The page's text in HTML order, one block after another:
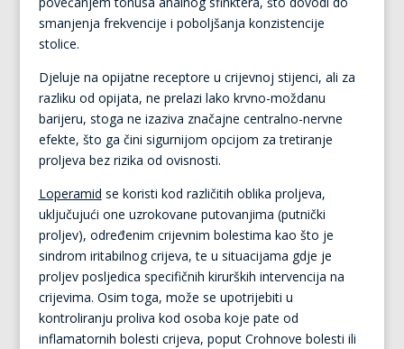
smanjenja frekvencije i poboljšanja konzistencije
stolice.
Djeluje na opijatne receptore u crijevnoj stijenci, ali za
razliku od opijata, ne prelazi lako krvno-moždanu
barijeru, stoga ne izaziva značajne centralno-nervne
efekte, što ga čini sigurnijom opcijom za tretiranje
proljeva bez rizika od ovisnosti.
Loperamid se koristi kod različitih oblika proljeva,
uključujući one uzrokovane putovanjima (putnički
proljev), određenim crijevnim bolestima kao što je
sindrom iritabilnog crijeva, te u situacijama gdje je
proljev posljedica specifičnih kirurških intervencija na
crijevima. Osim toga, može se upotrijebiti u
kontroliranju proliva kod osoba koje pate od
inflamatornih bolesti crijeva, poput Crohnove bolesti ili